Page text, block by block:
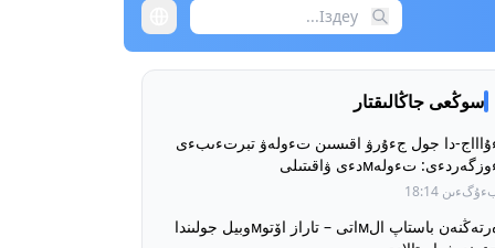
سوڭعى جاڭالىقتار
دا جول جءۇرۋ اقىسىن تءولەۋ تبرتءىبءى
ءوزگەردءى: تءولەмدءى ۋاقىتىلى
ءۇشءىن جول جءۇرۋ قۇنى
18:14
ەرتەڭنەن باستاپ الмاتى – تاراز اۆتوмوبيل جولىندا